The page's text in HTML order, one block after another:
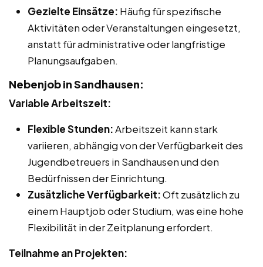
Gezielte Einsätze: Häufig für spezifische
Aktivitäten oder Veranstaltungen eingesetzt,
anstatt für administrative oder langfristige
Planungsaufgaben.
Nebenjob in Sandhausen:
Variable Arbeitszeit:
Flexible Stunden:Arbeitszeit kann stark
variieren, abhängig von der Verfügbarkeit des
Jugendbetreuers in Sandhausen und den
Bedürfnissen der Einrichtung.
Zusätzliche Verfügbarkeit:Oft zusätzlich zu
einem Hauptjob oder Studium, was eine hohe
Flexibilität in der Zeitplanung erfordert.
Teilnahme an Projekten: